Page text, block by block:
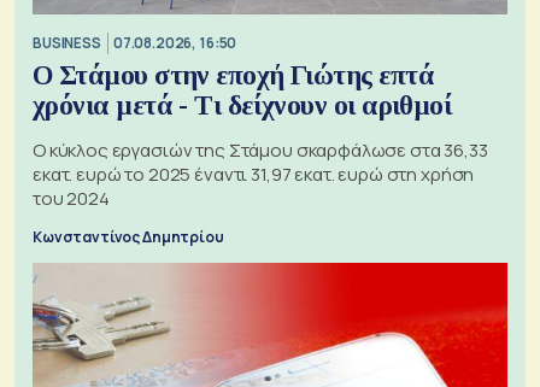
BUSINESS 07.08.2026, 16:50
Ο Στάμου στην εποχή Γιώτης επτά
χρόνια μετά - Τι δείχνουν οι αριθμοί
Ο κύκλος εργασιών της Στάμου σκαρφάλωσε στα 36,33
εκατ. ευρώ το 2025 έναντι 31,97 εκατ. ευρώ στη χρήση
του 2024
Κωνσταντίνος Δημητρίου